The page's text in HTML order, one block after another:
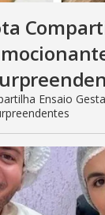
Ensaio